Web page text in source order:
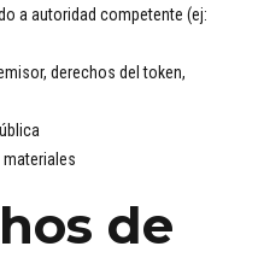
a autoridad competente (ej:
derechos del token,
de